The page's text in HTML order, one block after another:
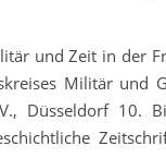
und Zeit in der
Militär und
Düsseldorf 10.